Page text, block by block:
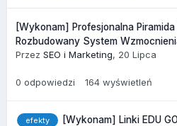
[Wykonam] Profesjonalna
Rozbudowany System
Przez SEO i Marketing, 20 Lipca
0 odpowiedzi 164 wyświetleń
efekty
[Wykonam] Linki EDU